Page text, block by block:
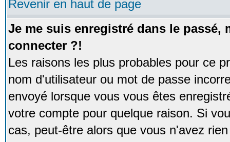
Revenir en haut de page
Je me suis enregistré dans le passé,
connecter ?!
Les raisons les plus probables pour ce
nom d'utilisateur ou mot de passe
envoyé lorsque vous vous êtes
votre compte pour quelque raison. Si
cas, peut-être alors que vous n'avez